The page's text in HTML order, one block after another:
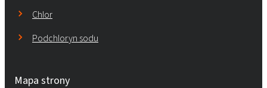
Chlor
Podchloryn sodu
Mapa strony